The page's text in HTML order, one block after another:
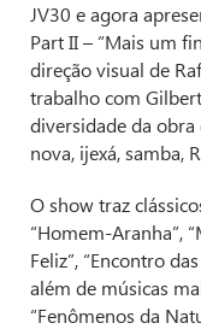
JV30 e agora
Part II – “Mais um
direção visual de
trabalho com
diversidade da obra
nova, ijexá, samba,
O show traz
“Homem-Aranha”,
Feliz”, “Encontro
além de músicas
“Fenômenos da